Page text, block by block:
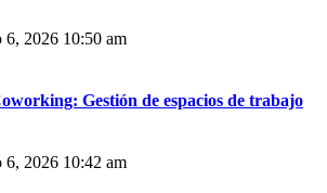
6, 2026 10:50 am
Gestión de espacios de trabajo
6, 2026 10:42 am